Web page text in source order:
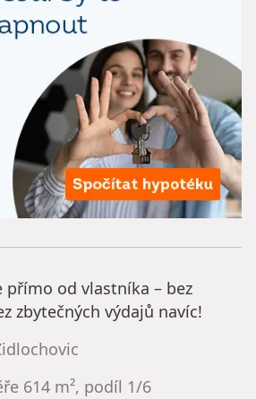
přímo od vlastníka – bez
zbytečných výdajů navíc!
614 m², podíl 1/6